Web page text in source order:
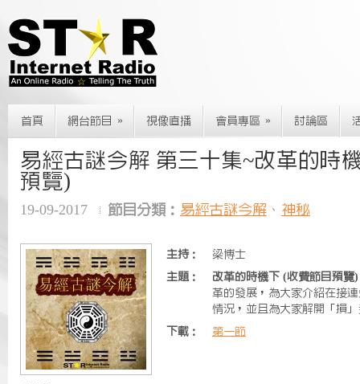
首頁 網台節目 » 視像直播 會員專區 » 討論區
易經古謎今解 第三十集~改革的時
預覽)
19-09-2017 節目分類： 易經古謎今解 、 神秘
主持：
梁博士
主題：
改革的時機下 (收費節目預覽)
革的發展，為大家介紹在接
情況，並且為大家解開「損
下載：
第一節